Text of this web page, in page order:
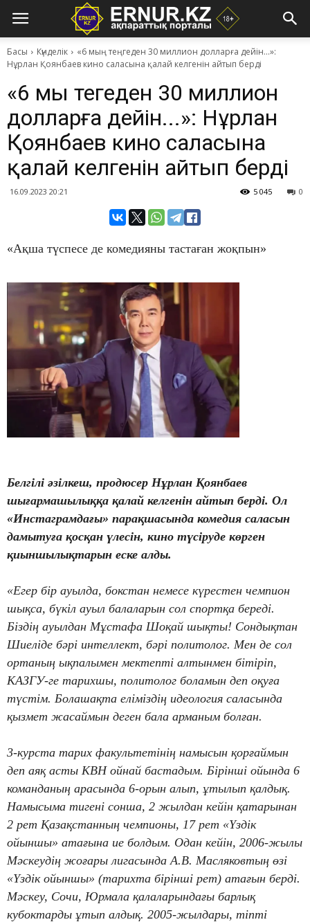
Басы Күнделік
​«6 мың теңгеден 30 миллион долларға дейін...»:
Нұрлан Қоянбаев кино саласына қалай келгенін айтып берді
​«6 мың теңгеден 30 миллион
долларға дейін...»: Нұрлан
Қоянбаев кино саласына
қалай келгенін айтып берді
16.09.2023 20:21 0
5 045
«Ақша түспесе де комедияны тастаған жоқпын»
Белгілі әзілкеш, продюсер Нұрлан Қоянбаев
шығармашылыққа қалай келгенін айтып берді. Ол
«Инстаграмдағы» парақшасында комедия саласын
дамытуға қосқан үлесін, кино түсіруде көрген
қиыншылықтарын еске алды.
«Егер бір ауылда, бокстан немесе күрестен чемпион
шықса, бүкіл ауыл балаларын сол спортқа береді.
Біздің ауылдан Мұстафа Шоқай шықты! Сондықтан
Шиеліде бәрі интеллект, бәрі политолог. Мен де сол
ортаның ықпалымен мектепті алтынмен бітіріп,
КАЗГУ-ге тарихшы, политолог боламын деп оқуға
түстім. Болашақта еліміздің идеология саласында
қызмет жасаймын деген бала арманым болған.
3-курста тарих факультетінің намысын қорғаймын
деп аяқ асты КВН ойнай бастадым. Бірінші ойында 6
команданың арасында 6-орын алып, ұтылып қалдық.
Намысыма тигені сонша, 2 жылдан кейін қатарынан
2 рет Қазақстанның чемпионы, 17 рет «Үздік
ойыншы» атағына ие болдым. Одан кейін, 2006-жылы
Мәскеудің жоғары лигасында А.В. Масляковтың өзі
«Үздік ойыншы» (тарихта бірінші рет) атағын берді.
Мәскеу, Сочи, Юрмала қалаларындағы барлық
кубоктарды ұтып алдық. 2005-жылдары, тіпті